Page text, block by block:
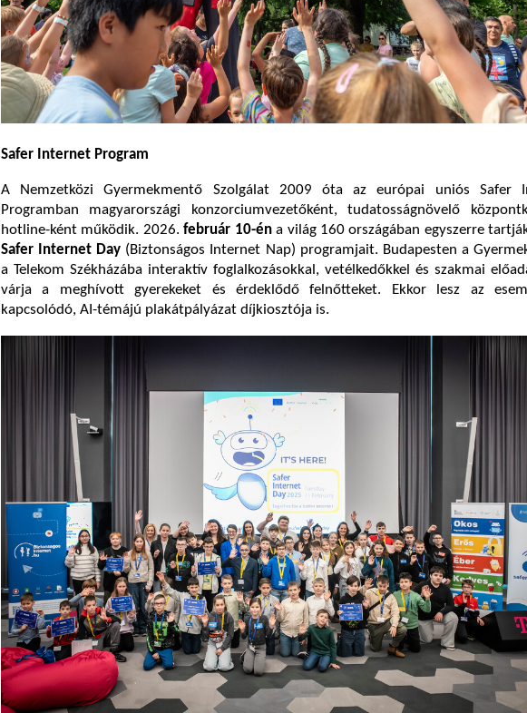
Safer Internet Program
A Nemzetközi Gyermekmentő Szolgálat 2009 óta az európai uniós Safer
Programban magyarországi konzorciumvezetőként, tudatosságnövelő
hotline-ként működik. 2026.február 10-éna világ 160 országában egyszerre
Safer Internet Day (Biztonságos Internet Nap) programjait. Budapesten a
a Telekom Székházába interaktív foglalkozásokkal, vetélkedőkkel és szakmai
várja a meghívott gyerekeket és érdeklődő felnőtteket. Ekkor lesz az
kapcsolódó, AI-témájú plakátpályázat díjkiosztója is.